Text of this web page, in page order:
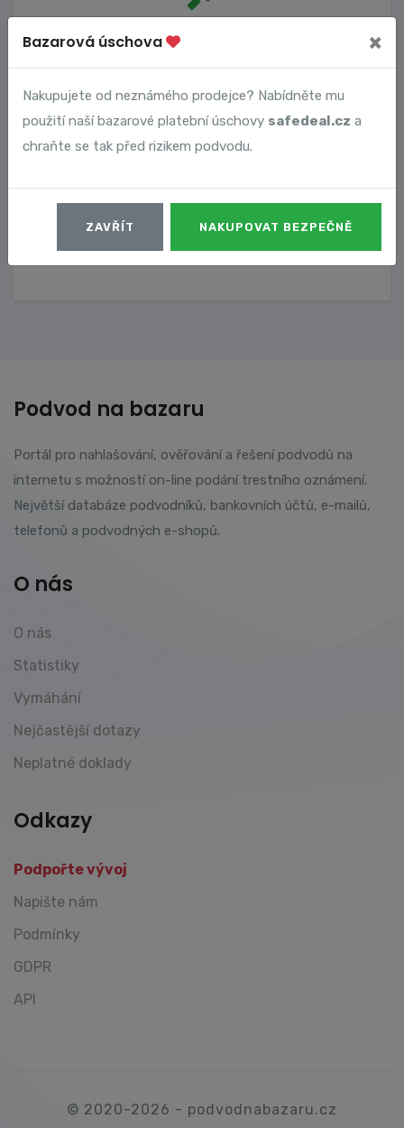
Vyhledané podvody
Číslo podvodu Datum
11796 25. 07. 2024
Podvod na bazaru
Portál pro nahlašování, ověřování a řešení podvodů na
internetu s možností on-line podání trestního oznámení.
Největší databáze podvodníků, bankovních účtů, e-mailů,
telefonů a podvodných e-shopů.
O nás
O nás
Statistiky
Vymáhání
Nejčastější dotazy
Neplatné doklady
Odkazy
Podpořte vývoj
Napište nám
Podmínky
GDPR
API
© 2020-2026 - podvodnabazaru.cz
Bazarová úschova ×
Nakupujete od neznámého prodejce? Nabídněte mu
použití naší bazarové platební úschovy safedeal.cz a
chraňte se tak před rizikem podvodu.
ZAVŘÍT NAKUPOVAT BEZPEČNĚ